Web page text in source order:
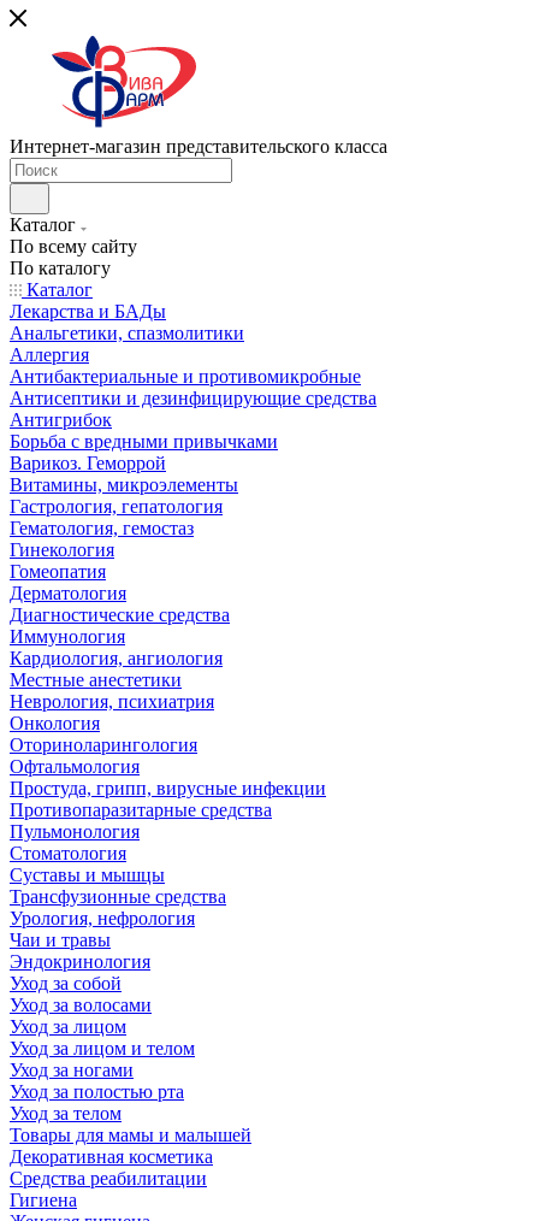
Интернет-магазин представительского класса
Каталог
По всему сайту
По каталогу
Каталог
Лекарства и БАДы
Анальгетики, спазмолитики
Аллергия
Антибактериальные и противомикробные
Антисептики и дезинфицирующие средства
Антигрибок
Борьба с вредными привычками
Варикоз. Геморрой
Витамины, микроэлементы
Гастрология, гепатология
Гематология, гемостаз
Гинекология
Гомеопатия
Дерматология
Диагностические средства
Иммунология
Кардиология, ангиология
Местные анестетики
Неврология, психиатрия
Онкология
Оториноларингология
Офтальмология
Простуда, грипп, вирусные инфекции
Противопаразитарные средства
Пульмонология
Стоматология
Суставы и мышцы
Трансфузионные средства
Урология, нефрология
Чаи и травы
Эндокринология
Уход за собой
Уход за волосами
Уход за лицом
Уход за лицом и телом
Уход за ногами
Уход за полостью рта
Уход за телом
Товары для мамы и малышей
Декоративная косметика
Средства реабилитации
Гигиена